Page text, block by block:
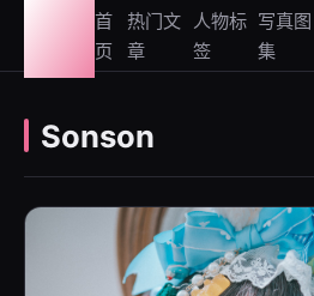
首
页
热门文
章
人物标
签
写真图
集
Sonson